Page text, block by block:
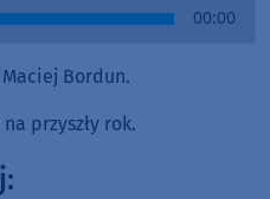
00:00
Bordun.
przyszły rok.